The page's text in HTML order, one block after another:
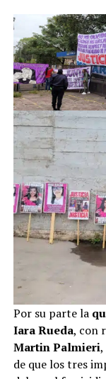
Por su parte la
Iara Rueda, con
Martin Palmieri,
de que los tres